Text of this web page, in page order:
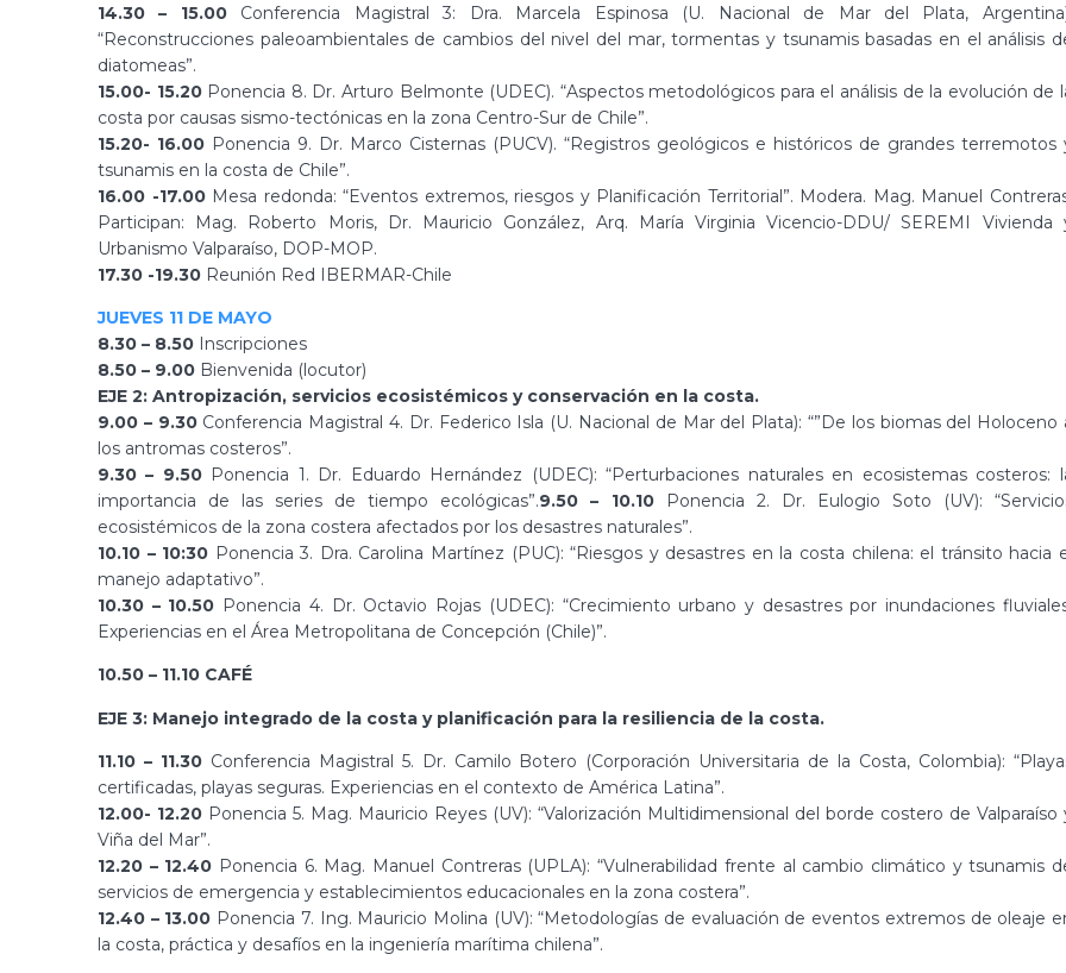
14.30 – 15.00Conferencia Magistral 3: Dra. Marcela Espinosa (U. Nacional de Mar del Plata,
“Reconstrucciones paleoambientales de cambios del nivel del mar, tormentas y tsunamis basadas en el análisis
diatomeas”.
15.00- 15.20Ponencia 8. Dr. Arturo Belmonte (UDEC). “Aspectos metodológicos para el análisis de la evolución de
costa por causas sismo-tectónicas en la zona Centro-Sur de Chile”.
15.20- 16.00 Ponencia 9. Dr. Marco Cisternas (PUCV). “Registros geológicos e históricos de grandes terremotos
tsunamis en la costa de Chile”.
16.00 -17.00Mesa redonda: “Eventos extremos, riesgos y Planificación Territorial”. Modera. Mag. Manuel
Participan: Mag. Roberto Moris, Dr. Mauricio González, Arq. María Virginia Vicencio-DDU/ SEREMI Vivienda
Urbanismo Valparaíso, DOP-MOP.
17.30 -19.30 Reunión Red IBERMAR-Chile
JUEVES 11 DE MAYO
8.30 – 8.50 Inscripciones
8.50 – 9.00 Bienvenida (locutor)
EJE 2: Antropización, servicios ecosistémicos y conservación en la costa.
9.00 – 9.30Conferencia Magistral 4. Dr. Federico Isla (U. Nacional de Mar del Plata): “”De los biomas del Holoceno
los antromas costeros”.
9.30 – 9.50 Ponencia 1. Dr. Eduardo Hernández (UDEC): “Perturbaciones naturales en ecosistemas costeros:
importancia de las series de tiempo ecológicas”.9.50 – 10.10Ponencia 2. Dr. Eulogio Soto (UV):
ecosistémicos de la zona costera afectados por los desastres naturales”.
10.10 – 10:30 Ponencia 3. Dra. Carolina Martínez (PUC): “Riesgos y desastres en la costa chilena: el tránsito hacia
manejo adaptativo”.
10.30 – 10.50 Ponencia 4. Dr. Octavio Rojas (UDEC): “Crecimiento urbano y desastres por inundaciones
Experiencias en el Área Metropolitana de Concepción (Chile)”.
10.50 – 11.10 CAFÉ
EJE 3: Manejo integrado de la costa y planificación para la resiliencia de la costa.
11.10 – 11.30Conferencia Magistral 5. Dr. Camilo Botero (Corporación Universitaria de la Costa, Colombia):
certificadas, playas seguras. Experiencias en el contexto de América Latina”.
12.00- 12.20 Ponencia 5. Mag. Mauricio Reyes (UV): “Valorización Multidimensional del borde costero de Valparaíso
Viña del Mar”.
12.20 – 12.40 Ponencia 6. Mag. Manuel Contreras (UPLA): “Vulnerabilidad frente al cambio climático y tsunamis
servicios de emergencia y establecimientos educacionales en la zona costera”.
12.40 – 13.00 Ponencia 7. Ing. Mauricio Molina (UV): “Metodologías de evaluación de eventos extremos de oleaje
la costa, práctica y desafíos en la ingeniería marítima chilena”.